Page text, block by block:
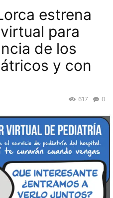
estrena
para
de los
y con
0
617